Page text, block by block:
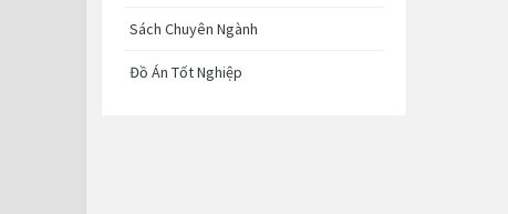
Sách Chuyên Ngành
Đồ Án Tốt Nghiệp